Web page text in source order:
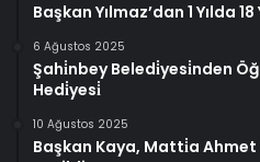
Başkan Yılmaz’dan 1 Yılda
6 Ağustos 2025
Şahi̇nbey Beledi̇yesi̇nden
Hedi̇yesi̇
10 Ağustos 2025
Başkan Kaya, Matti̇a